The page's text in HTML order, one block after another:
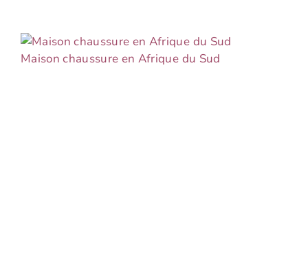
Maison chaussure en Afrique du Sud